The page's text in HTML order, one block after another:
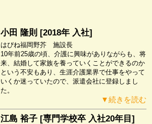
小田 隆則 [2018年 入社]
はぴね福岡野芥 施設長
10年前25歳の頃、介護に興味がありながらも、将
来、結婚して家族を養っていくことができるのか
という不安もあり、生涯介護業界で仕事をやって
いくか迷っていたので、派遣会社に登録しまし
た。
▼続きを読む
江島 裕子 [専門学校卒 入社20年目]